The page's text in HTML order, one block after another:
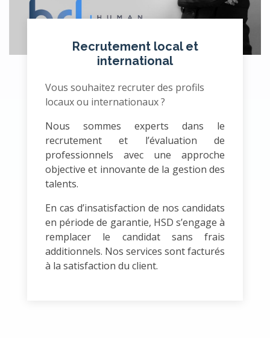
Recrutement local et
international
Vous souhaitez recruter des profils
locaux ou internationaux ?
Nous sommes experts dans le
recrutement et l’évaluation de
professionnels avec une approche
objective et innovante de la gestion des
talents.
En cas d’insatisfaction de nos candidats
en période de garantie, HSD s’engage à
remplacer le candidat sans frais
additionnels. Nos services sont facturés
à la satisfaction du client.